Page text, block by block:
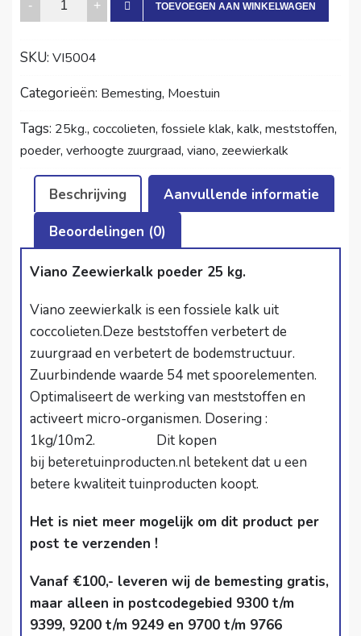
Zeewierkalk
25
kg
TOEVOEGEN AAN WINKELWAGEN
SKU: VI5004
Categorieën: Bemesting, Moestuin
Tags: 25kg., coccolieten, fossiele klak, kalk, meststoffen,
poeder, verhoogte zuurgraad, viano, zeewierkalk
Beschrijving
Aanvullende informatie
Beoordelingen (0)
Viano Zeewierkalk poeder 25 kg.
Viano zeewierkalk is een fossiele kalk uit
coccolieten.Deze beststoffen verbetert de
zuurgraad en verbetert de bodemstructuur.
Zuurbindende waarde 54 met spoorelementen.
Optimaliseert de werking van meststoffen en
activeert micro-organismen. Dosering :
1kg/10m2. Dit kopen
bij beteretuinproducten.nlbetekent dat u een
betere kwaliteit tuinproducten koopt.
Het is niet meer mogelijk om dit product per
post te verzenden !
Vanaf €100,- leveren wij de bemesting gratis,
maar alleen in postcodegebied 9300 t/m
9399, 9200 t/m 9249 en 9700 t/m 9766